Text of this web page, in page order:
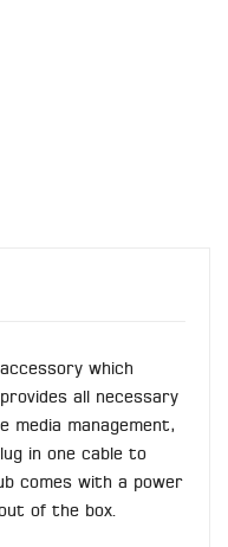
which
all necessary
media management,
in one cable to
comes with a power
of the box.